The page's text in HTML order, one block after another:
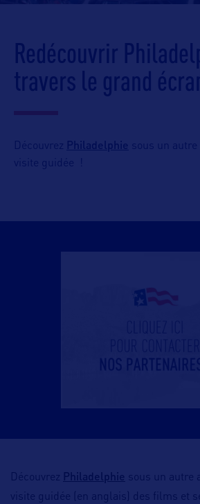
Redécouvrir
travers le grand
Découvrez Philadelphie sous un
visite guidée !
Découvrez Philadelphie sous un autre
visite guidée (en anglais) des films et